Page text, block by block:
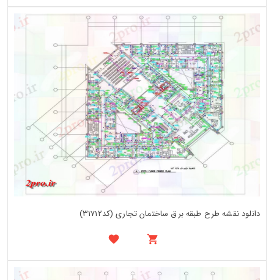
دانلود نقشه طرح طبقه برق ساختمان تجاری (کد31712)